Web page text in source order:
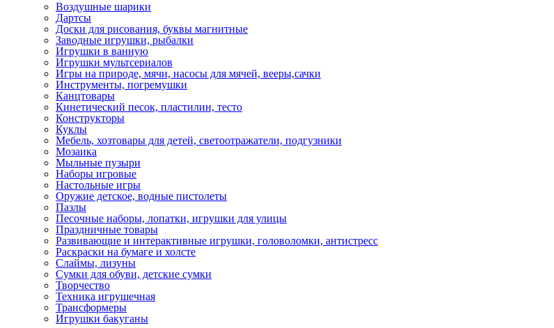
Воздушные шарики
Дартсы
Доски для рисования, буквы магнитные
Заводные игрушки, рыбалки
Игрушки в ванную
Игрушки мультсериалов
Игры на природе, мячи, насосы для мячей, вееры,сачки
Инструменты, погремушки
Канцтовары
Кинетический песок, пластилин, тесто
Конструкторы
Куклы
Мебель, хозтовары для детей, светоотражатели, подгузники
Мозаика
Мыльные пузыри
Наборы игровые
Настольные игры
Оружие детское, водные пистолеты
Пазлы
Песочные наборы, лопатки, игрушки для улицы
Праздничные товары
Развивающие и интерактивные игрушки, головоломки, антистресс
Раскраски на бумаге и холсте
Слаймы, лизуны
Сумки для обуви, детские сумки
Творчество
Техника игрушечная
Трансформеры
Игрушки бакуганы